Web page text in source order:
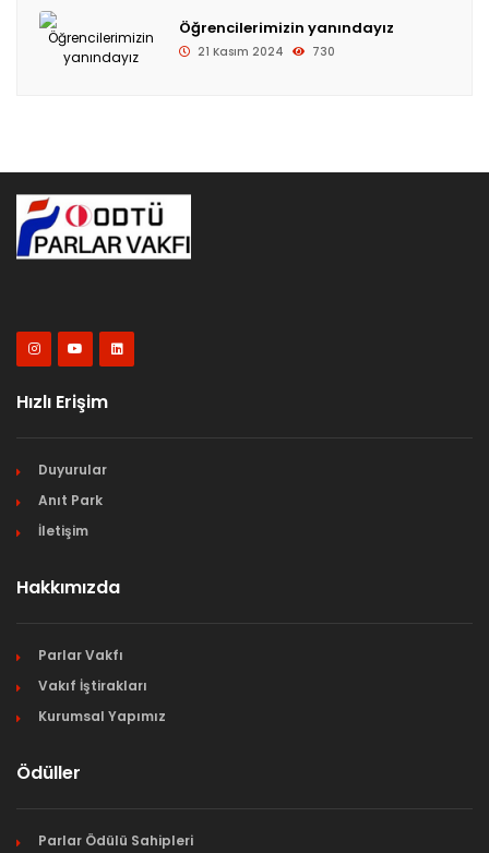
Öğrencilerimizin yanındayız
21 Kasım 2024 730
Hızlı Erişim
Duyurular
Anıt Park
İletişim
Hakkımızda
Parlar Vakfı
Vakıf İştirakları
Kurumsal Yapımız
Ödüller
Parlar Ödülü Sahipleri